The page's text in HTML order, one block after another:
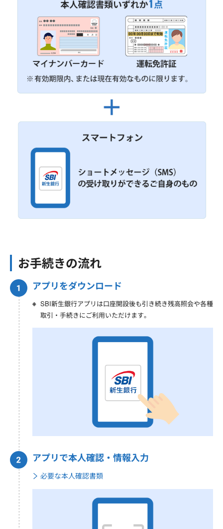
お手続きの流れ
アプリをダウンロード
SBI新生銀行アプリは口座開設後も引き続き残高照会や各種
取引・手続きにご利用いただけます。
アプリで本人確認・情報入力
必要な本人確認書類